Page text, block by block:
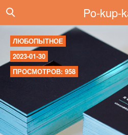
Po-kup-
ЛЮБОПЫТНОЕ
2023-01-30
ПРОСМОТРОВ: 958